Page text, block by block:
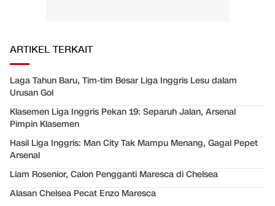
ARTIKEL TERKAIT
Laga Tahun Baru, Tim-tim Besar Liga Inggris Lesu dalam
Urusan Gol
Klasemen Liga Inggris Pekan 19: Separuh Jalan, Arsenal
Pimpin Klasemen
Hasil Liga Inggris: Man City Tak Mampu Menang, Gagal Pepet
Arsenal
Liam Rosenior, Calon Pengganti Maresca di Chelsea
Alasan Chelsea Pecat Enzo Maresca